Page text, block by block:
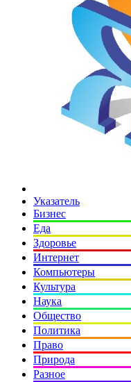
Указатель
Бизнес
Еда
Здоровье
Интернет
Компьютеры
Культура
Наука
Общество
Политика
Право
Природа
Разное